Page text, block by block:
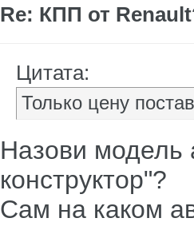
Re: КПП от
Цитата:
Только цену
Назови модель
конструктор"?
Сам на каком